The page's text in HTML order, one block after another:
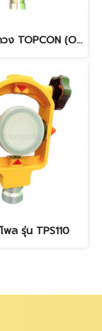
เป้าปริซึม 3ดวง TOPCON (Offset 0mm)
พล รุ่น TPS110